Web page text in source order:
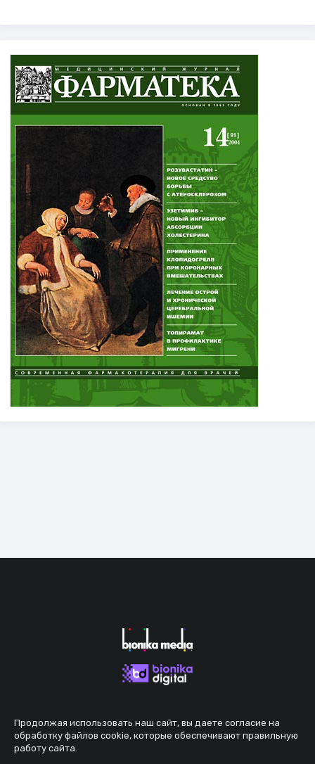
Продолжая использовать наш сайт, вы даете согласие на
обработку файлов cookie, которые обеспечивают правильную
работу сайта.